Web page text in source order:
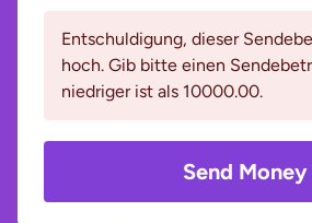
Entschuldigung, dieser
hoch. Gib bitte einen
niedriger ist als 10000.00.
Send Money